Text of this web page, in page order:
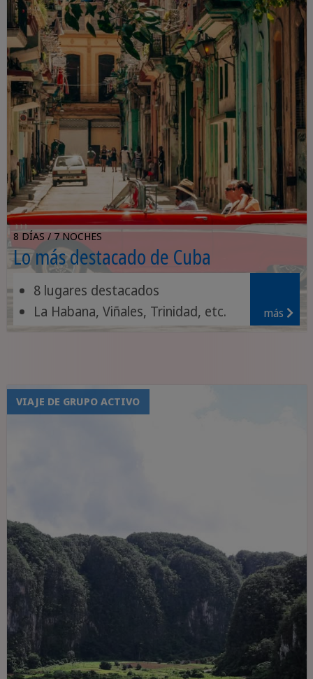
8 DÍAS / 7 NOCHES
Lo más destacado de Cuba
8 lugares destacados
La Habana, Viñales, Trinidad, etc.
más
VIAJE DE GRUPO ACTIVO